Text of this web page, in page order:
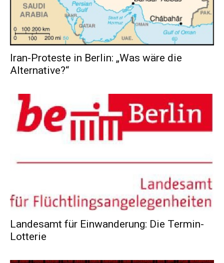
Iran-Proteste in Berlin: „Was wäre die
Alternative?“
Landesamt für Einwanderung: Die Termin-
Lotterie